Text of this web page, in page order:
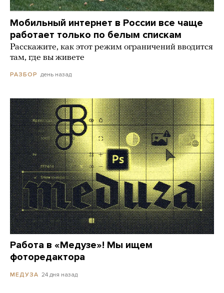
Мобильный интернет в России все чаще
работает только по белым спискам
Расскажите, как этот режим ограничений вводится
там, где вы живете
РАЗБОР день назад
Работа в «Медузе»! Мы ищем
фоторедактора
МЕДУЗА 24 дня назад